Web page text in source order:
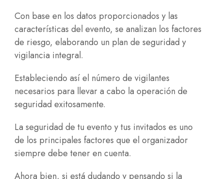
Con base en los datos proporcionados y las
características del evento, se analizan los factores
de riesgo, elaborando un plan de seguridad y
vigilancia integral.
Estableciendo así el número de vigilantes
necesarios para llevar a cabo la operación de
seguridad exitosamente.
La seguridad de tu evento y tus invitados es uno
de los principales factores que el organizador
siempre debe tener en cuenta.
Ahora bien, si está dudando y pensando si la